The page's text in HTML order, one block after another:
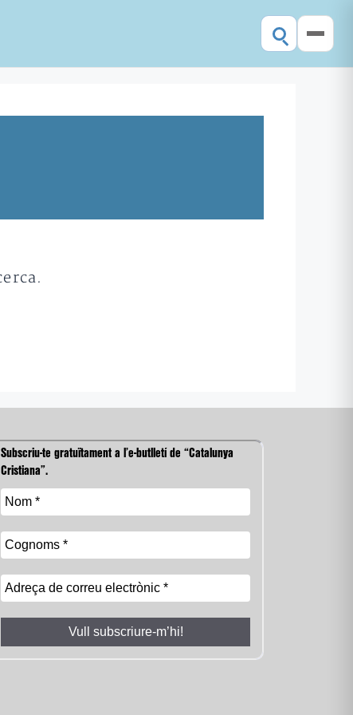
Subscriu-te gratuïtament a l’e-butlletí de “Catalunya
Cristiana”.